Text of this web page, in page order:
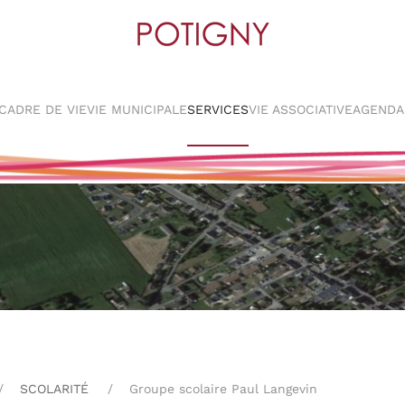
CADRE DE VIEVIE MUNICIPALESERVICESVIE ASSOCIATIVEAGENDA
SCOLARITÉ Groupe scolaire Paul Langevin